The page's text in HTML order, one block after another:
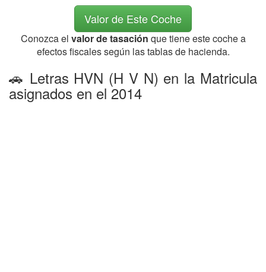
Valor de Este Coche
Conozca el valor de tasación que tiene este coche a
efectos fiscales según las tablas de hacienda.
🚗 Letras HVN (H V N) en la Matricula
asignados en el 2014